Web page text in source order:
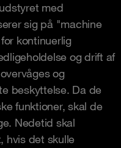
med
sig på "machine
kontinuerlig
og drift af
og
beskyttelse. Da de
funktioner, skal de
Nedetid skal
hvis det skulle